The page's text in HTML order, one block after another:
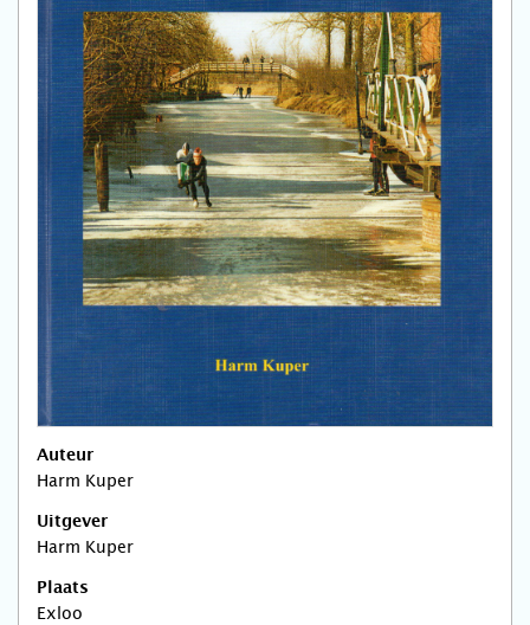
Auteur
Harm Kuper
Uitgever
Harm Kuper
Plaats
Exloo